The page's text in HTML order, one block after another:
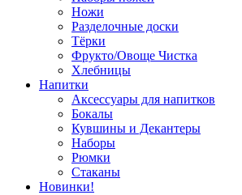
Ножи
Разделочные доски
Тёрки
Фрукто/Овоще Чистка
Хлебницы
Напитки
Аксессуары для напитков
Бокалы
Кувшины и Декантеры
Наборы
Рюмки
Стаканы
Новинки!